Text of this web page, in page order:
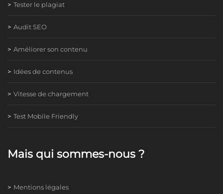
Tester le plagiat
Audit SEO
Améliorer son contenu
Idées de contenus
Vitesse de chargement
Test Mobile Friendly
Mais qui sommes-nous ?
Mentions légales